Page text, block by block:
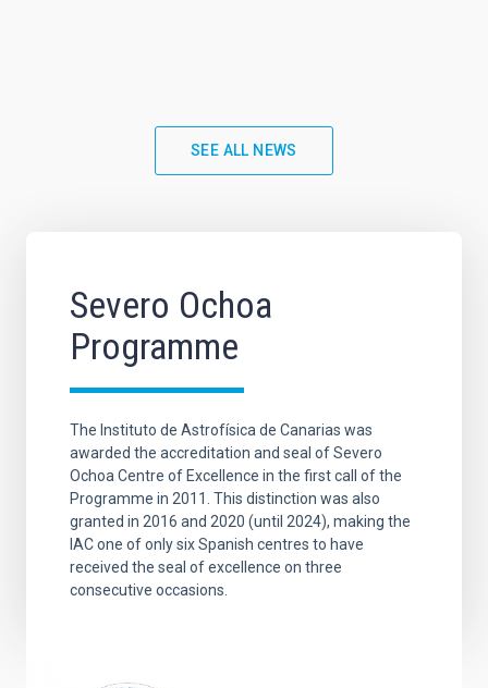
SEE ALL NEWS
Severo Ochoa
Programme
The Instituto de Astrofísica de Canarias was
awarded the accreditation and seal of Severo
Ochoa Centre of Excellence in the first call of the
Programme in 2011. This distinction was also
granted in 2016 and 2020 (until 2024), making the
IAC one of only six Spanish centres to have
received the seal of excellence on three
consecutive occasions.